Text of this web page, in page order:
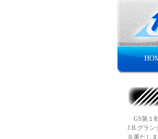
GS第１
J.B.グラン
を果たし